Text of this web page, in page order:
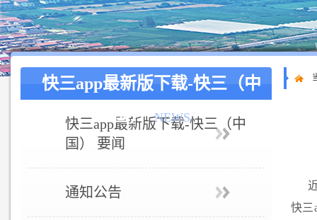
快三app最新版下载-快三（中
国） NEWS
快三app最新版下载-快三（中
国） 要闻
通知公告
快三